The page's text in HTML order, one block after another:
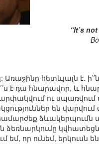
“It’s
հետևյալն է.
է դա հնարավոր, և
ու սպառվում
են
ձևակերպումն
ձեռնարկումը
որ ունեմ, երկուսն